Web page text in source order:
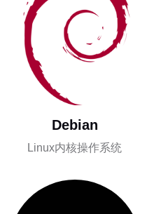
Debian
Linux内核操作系统